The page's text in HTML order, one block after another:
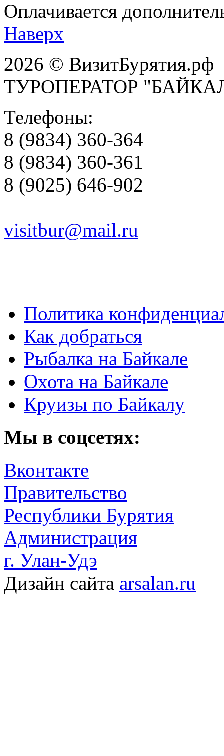
Оплачивается
Наверх
2026 © ВизитБурятия.рф
ТУРОПЕРАТОР
Телефоны:
8 (9834) 360-364
8 (9834) 360-361
8 (9025) 646-902
visitbur@mail.ru
Политика
Как добраться
Рыбалка на Байкале
Охота на Байкале
Круизы по Байкалу
Мы в соцсетях:
Вконтакте
Правительство
Республики Бурятия
Администрация
г. Улан-Удэ
Дизайн сайта arsalan.ru